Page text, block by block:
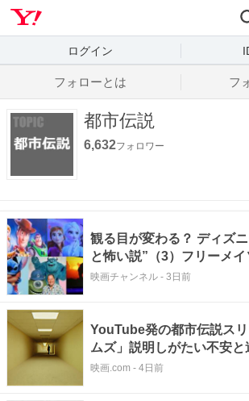
ログイン
フォローとは フ
都市伝説
6,632フォロワー
観る目が変わる？ ディズ
と怖い説”（3）フリーメ
お語られる都市伝説
映画チャンネル - 3日前
YouTube発の都市伝説ス
ムズ」説明しがたい不安と
ミナルスペース”捉えた特
映画.com - 4日前